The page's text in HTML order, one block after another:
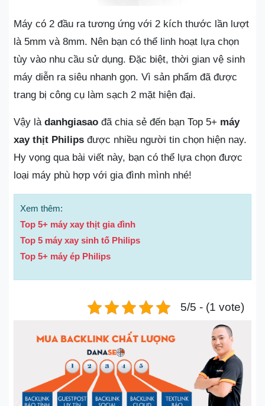
Máy có 2 đầu ra tương ứng với 2 kích thước lần lượt
là 5mm và 8mm. Nên bạn có thể linh hoạt lựa chọn
tùy vào nhu cầu sử dụng. Đặc biệt, thời gian vệ sinh
máy diễn ra siêu nhanh gọn. Vì sản phẩm đã được
trang bị công cụ làm sạch 2 mặt hiện đại.
Vậy là danhgiasao đã chia sẻ đến bạn Top 5+ máy
xay thịt Philips được nhiều người tin chọn hiện nay.
Hy vọng qua bài viết này, bạn có thể lựa chọn được
loại máy phù hợp với gia đình mình nhé!
Xem thêm:
Top 5+ máy xay thịt gia đình
Top 5 máy xay sinh tố Philips
Top 5+ máy ép Philips
5/5 - (1 vote)